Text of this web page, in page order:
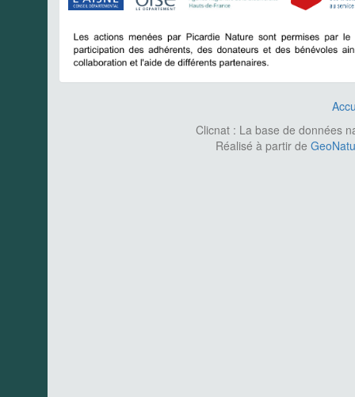
Clicnat : La base de données
Réalisé à partir de